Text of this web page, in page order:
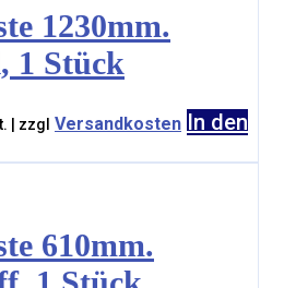
1230mm.
1 Stück
| zzgl Versandkosten In den
610mm.